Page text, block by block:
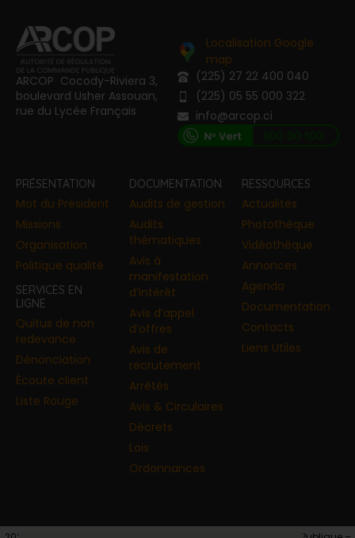
ARCOP Cocody-Riviera 3,
boulevard Usher Assouan,
rue du Lycée Français
Localisation Google
map
(225) 27 22 400 040
(225) 05 55 000 322
info@arcop.ci
PRÉSENTATION
Mot du Président
Missions
Organisation
Politique qualité
SERVICES EN
LIGNE
Quitus de non
redevance
Dénonciation
Écoute client
Liste Rouge
DOCUMENTATION
Audits de gestion
Audits
thématiques
Avis à
manifestation
d’intérêt
Avis d’appel
d’offres
Avis de
recrutement
Arrêtés
Avis & Circulaires
Décrets
Lois
Ordonnances
RESSOURCES
Actualités
Photothèque
Vidéothèque
Annonces​
Agenda
Documentation
Contacts
Liens Utiles